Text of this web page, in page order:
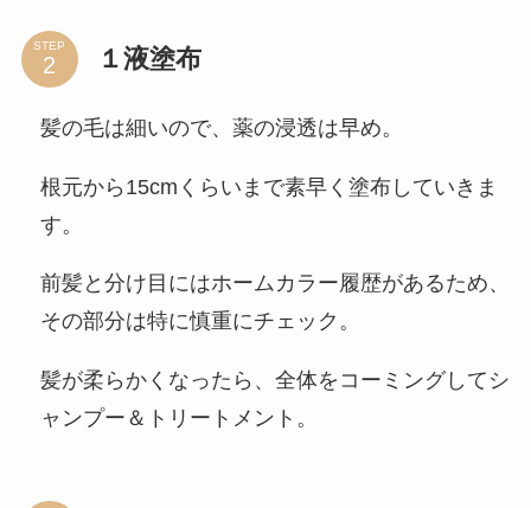
STEP １液塗布
髪の毛は細いので、薬の浸透は早め。
根元から15cmくらいまで素早く塗布していきま
す。
前髪と分け目にはホームカラー履歴があるため、
その部分は特に慎重にチェック。
髪が柔らかくなったら、全体をコーミングしてシ
ャンプー＆トリートメント。